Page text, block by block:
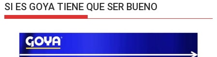
SI ES GOYA TIENE QUE SER BUENO